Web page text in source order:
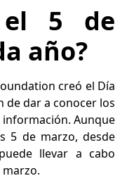
el 5 de
año?
creó el Día
de dar a conocer los
Aunque
5 de marzo, desde
llevar a cabo